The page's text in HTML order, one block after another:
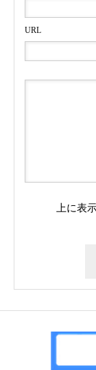
URL
上に表